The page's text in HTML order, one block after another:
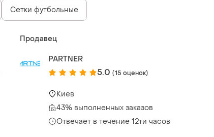
Сетки футбольные
Продавец
PARTNER
5.0 (15 оценок)
Киев
43% выполненных заказов
Отвечает в течение 12ти часов